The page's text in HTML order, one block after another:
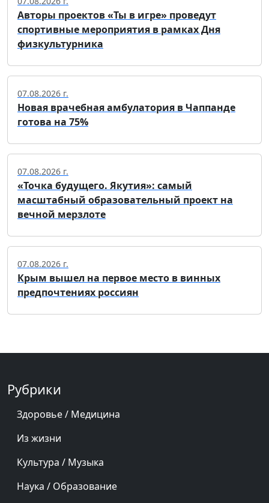
Авторы проектов «Ты в игре» проведут
спортивные мероприятия в рамках Дня
физкультурника
07.08.2026 г.
Новая врачебная амбулатория в Чаппанде
готова на 75%
07.08.2026 г.
«Точка будущего. Якутия»: самый
масштабный образовательный проект на
вечной мерзлоте
07.08.2026 г.
Крым вышел на первое место в винных
предпочтениях россиян
Рубрики
Здоровье / Медицина
Из жизни
Культура / Музыка
Наука / Образование